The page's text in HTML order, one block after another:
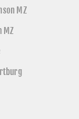
MZ
MZ